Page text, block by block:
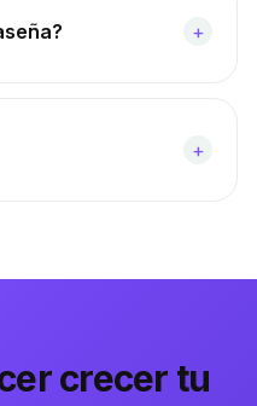
+
+
crecer tu